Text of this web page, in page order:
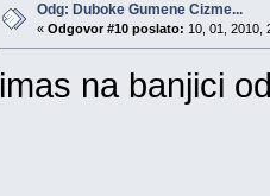
Odg: Duboke Gumene Cizme...
« Odgovor #10 poslato: 10, 01, 2010,
imas na banjici